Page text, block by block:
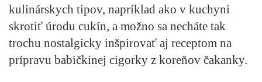
kulinárskych tipov, napríklad ako v kuchyni
skrotiť úrodu cukín, a možno sa necháte tak
trochu nostalgicky inšpirovať aj receptom na
prípravu babičkinej cigorky z koreňov čakanky.